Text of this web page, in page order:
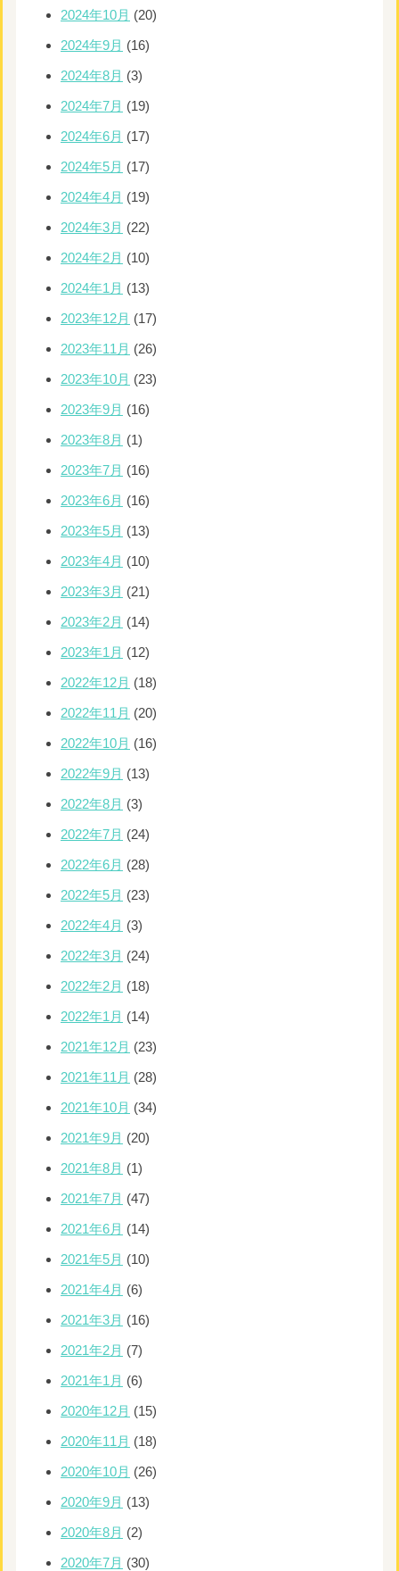
2024年10月 (20)
2024年9月 (16)
2024年8月 (3)
2024年7月 (19)
2024年6月 (17)
2024年5月 (17)
2024年4月 (19)
2024年3月 (22)
2024年2月 (10)
2024年1月 (13)
2023年12月 (17)
2023年11月 (26)
2023年10月 (23)
2023年9月 (16)
2023年8月 (1)
2023年7月 (16)
2023年6月 (16)
2023年5月 (13)
2023年4月 (10)
2023年3月 (21)
2023年2月 (14)
2023年1月 (12)
2022年12月 (18)
2022年11月 (20)
2022年10月 (16)
2022年9月 (13)
2022年8月 (3)
2022年7月 (24)
2022年6月 (28)
2022年5月 (23)
2022年4月 (3)
2022年3月 (24)
2022年2月 (18)
2022年1月 (14)
2021年12月 (23)
2021年11月 (28)
2021年10月 (34)
2021年9月 (20)
2021年8月 (1)
2021年7月 (47)
2021年6月 (14)
2021年5月 (10)
2021年4月 (6)
2021年3月 (16)
2021年2月 (7)
2021年1月 (6)
2020年12月 (15)
2020年11月 (18)
2020年10月 (26)
2020年9月 (13)
2020年8月 (2)
2020年7月 (30)